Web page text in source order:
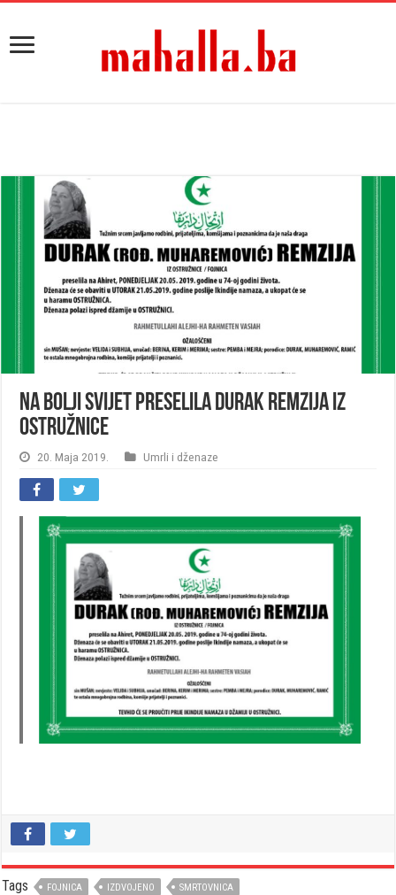
Na Bolji svijet preselila Durak Remzija iz
Ostružnice
20. Maja 2019. Umrli i dženaze
Tags FOJNICA IZDVOJENO SMRTOVNICA